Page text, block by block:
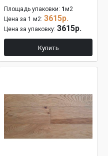
Площадь упаковки: 1 м2
Цена за 1 м2: 3615р.
Цена за упаковку: 3615р.
Купить